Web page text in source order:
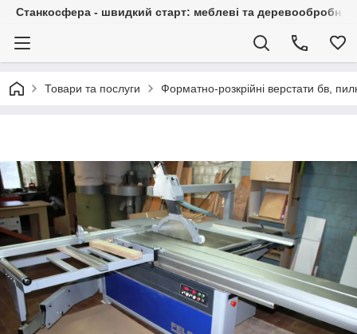
Станкосфера - швидкий старт: меблеві та деревообробні
Товари та послуги Форматно-розкрійні верстати бв,